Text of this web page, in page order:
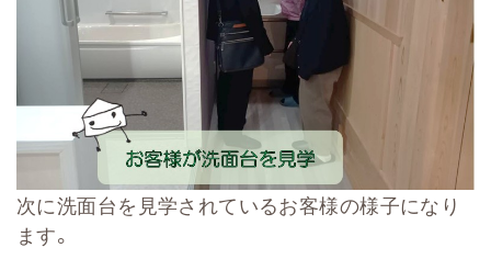
次に洗面台を見学されているお客様の様子になり
ます。